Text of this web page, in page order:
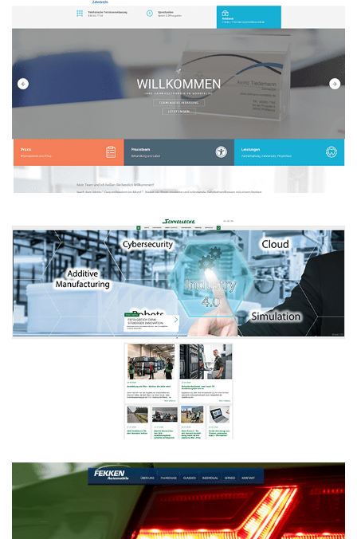
Zahnarztpraxis Astrid Tiedemann
WEBDESIGN
Schnellecke Group AG & Co. KG